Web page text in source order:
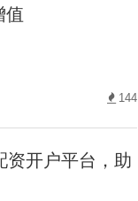
值
144
资开户平台，助